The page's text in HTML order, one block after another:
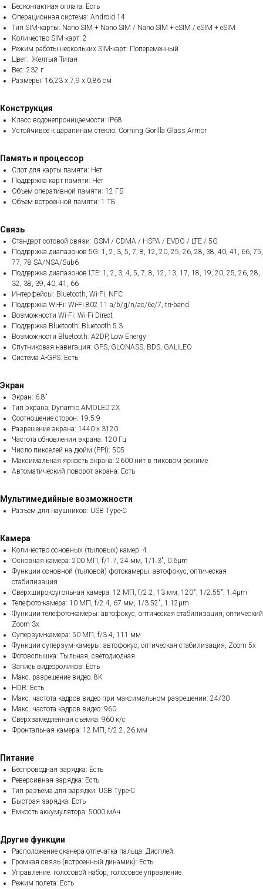
Бесконтактная оплата: Есть
Операционная система: Android 14
Тип SIM-карты: Nano SIM + Nano SIM / Nano SIM + eSIM / eSIM + eSIM
Количество SIM-карт: 2
Режим работы нескольких SIM-карт: Попеременный
Цвет: Желтый Титан
Вес: 232 г
Размеры: 16,23 x 7,9 x 0,86 см
Конструкция
Класс водонепроницаемости: IP68
Устойчивое к царапинам стекло: Corning Gorilla Glass Armor
Память и процессор
Слот для карты памяти: Нет
Поддержка карт памяти: Нет
Объем оперативной памяти: 12 ГБ
Объем встроенной памяти: 1 ТБ
Связь
Стандарт сотовой связи: GSM / CDMA / HSPA / EVDO / LTE / 5G
Поддержка диапазонов 5G: 1, 2, 3, 5, 7, 8, 12, 20, 25, 26, 28, 38, 40, 41, 66, 75,
77, 78 SA/NSA/Sub6
Поддержка диапазонов LTE: 1, 2, 3, 4, 5, 7, 8, 12, 13, 17, 18, 19, 20, 25, 26, 28,
32, 38, 39, 40, 41, 66
Интерфейсы: Bluetooth, Wi-Fi, NFC
Поддержка Wi-Fi: Wi-Fi 802.11 a/b/g/n/ac/6e/7, tri-band
Возможности Wi-Fi: Wi-Fi Direct
Поддержка Bluetooth: Bluetooth 5.3
Возможности Bluetooth: A2DP, Low Energy
Спутниковая навигация: GPS, GLONASS, BDS, GALILEO
Система A-GPS: Есть
Экран
Экран: 6.8"
Тип экрана: Dynamic AMOLED 2X
Соотношение сторон: 19.5:9
Разрешение экрана: 1440 x 3120
Частота обновления экрана: 120 Гц
Число пикселей на дюйм (PPI): 505
Максимальная яркость экрана: 2600 нит в пиковом режиме
Автоматический поворот экрана: Есть
Мультимедийные возможности
Разъем для наушников: USB Type-C
Камера
Количество основных (тыловых) камер: 4
Основная камера: 200 МП, f/1.7, 24 мм, 1/1.3", 0.6µm
Функции основной (тыловой) фотокамеры: автофокус, оптическая
стабилизация
Сверхширокоугольная камера: 12 МП, f/2.2, 13 мм, 120˚, 1/2.55", 1.4µm
Телефото-камера: 10 МП, f/2.4, 67 мм, 1/3.52", 1.12µm
Функции телефото-камеры: автофокус, оптическая стабилизация, оптический
Zoom 3x
Суперзум-камера: 50 МП, f/3.4, 111 мм
Функции суперзум-камеры: автофокус, оптическая стабилизация, Zoom 5x
Фотовспышка: Тыльная, светодиодная
Запись видеороликов: Есть
Макс. разрешение видео: 8K
HDR: Есть
Макс. частота кадров видео при максимальном разрешении: 24/30
Макс. частота кадров видео: 960
Сверхзамедленная съёмка: 960 к/с
Фронтальная камера: 12 МП, f/2.2, 26 мм
Питание
Беспроводная зарядка: Есть
Реверсивная зарядка: Есть
Тип разъема для зарядки: USB Type-C
Быстрая зарядка: Есть
Ёмкость аккумулятора: 5000 мАч
Другие функции
Расположение сканера отпечатка пальца: Дисплей
Громкая связь (встроенный динамик): Есть
Управление: голосовой набор, голосовое управление
Режим полета: Есть